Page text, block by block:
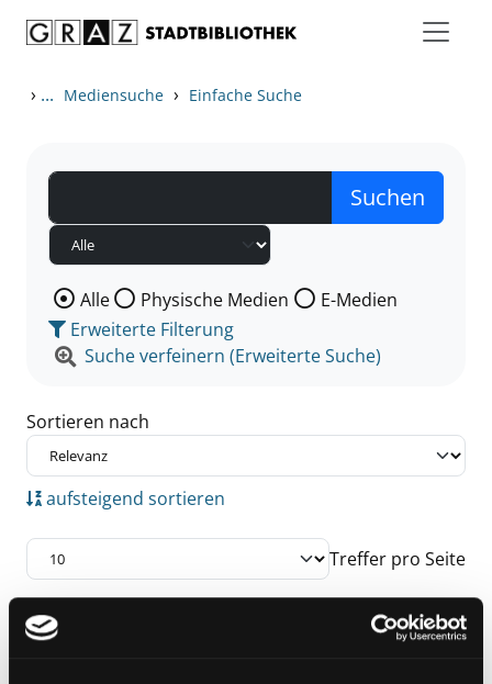
› ... Mediensuche › Einfache Suche
Wählen Sie die Medienart nach der Sie suchen wollen.
Alle Physische Medien
E-Medien
Erweiterte Filterung
Suche verfeinern (Erweiterte Suche)
Sortieren nach
aufsteigend sortieren
Treffer pro Seite
Suchergebnis